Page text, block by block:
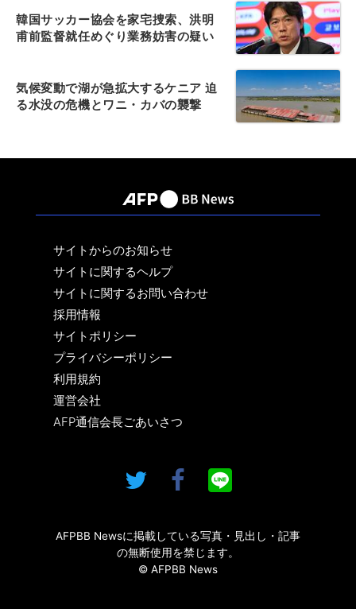
韓国サッカー協会を家宅捜索、洪明
甫前監督就任めぐり業務妨害の疑い
気候変動で湖が急拡大するケニア 迫
る水没の危機とワニ・カバの襲撃
サイトからのお知らせ
サイトに関するヘルプ
サイトに関するお問い合わせ
採用情報
サイトポリシー
プライバシーポリシー
利用規約
運営会社
AFP通信会長ごあいさつ
AFPBB Newsに掲載している写真・見出し・記事
の無断使用を禁じます。
© AFPBB News